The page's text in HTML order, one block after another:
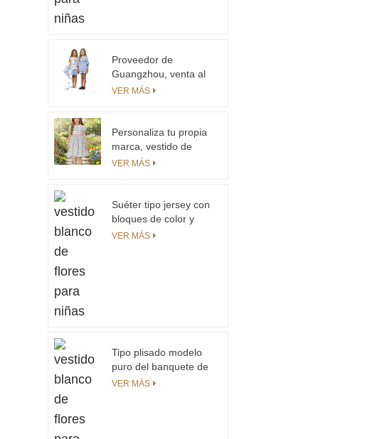
Proveedor de
Guangzhou, venta al
por mayor
niños, fabricante de
series, ropa para
niños, vestidos para
VER MÁS
Personaliza tu propia
marca, vestido de
verano 20265 para
niñas pequeñas con
fruncido
VER MÁS
Suéter tipo jersey con
bloques de color y
sensación suave al
VER MÁS
Tipo plisado modelo
puro del banquete de
boda de encargo del
VER MÁS